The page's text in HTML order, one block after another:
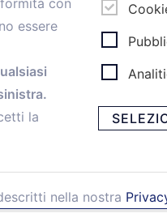
con
essere
la
nella nostra